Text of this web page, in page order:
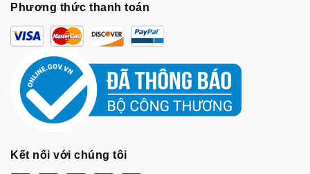
Phương thức thanh toán
Kết nối với chúng tôi